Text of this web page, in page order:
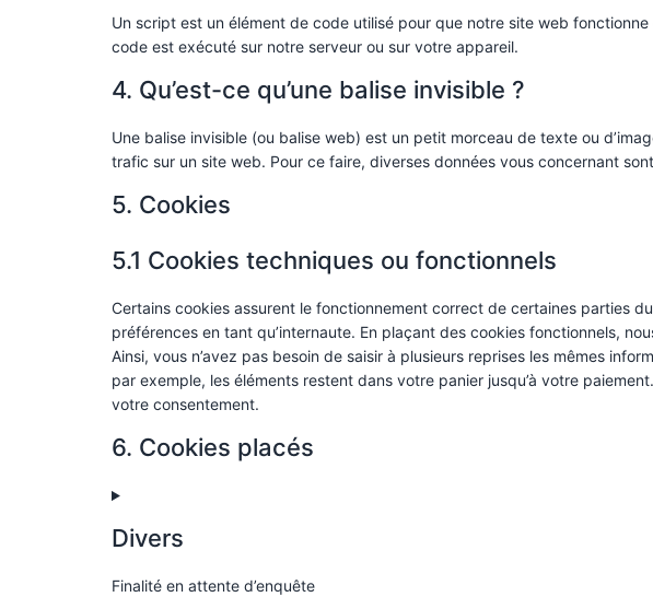
Un script est un élément de code utilisé pour que notre site web
code est exécuté sur notre serveur ou sur votre appareil.
4. Qu’est-ce qu’une balise invisible ?
Une balise invisible (ou balise web) est un petit morceau de texte ou
trafic sur un site web. Pour ce faire, diverses données vous concernant
5. Cookies
5.1 Cookies techniques ou fonctionnels
Certains cookies assurent le fonctionnement correct de certaines parties
préférences en tant qu’internaute. En plaçant des cookies fonctionnels,
Ainsi, vous n’avez pas besoin de saisir à plusieurs reprises les mêmes
par exemple, les éléments restent dans votre panier jusqu’à votre
votre consentement.
6. Cookies placés
Divers
Finalité en attente d’enquête